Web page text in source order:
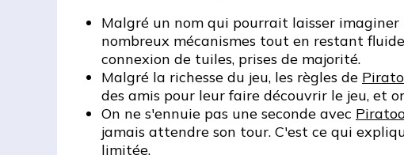
Malgré un nom qui pourrait laisser
nombreux mécanismes tout en restant
connexion de tuiles, prises de majorité.
Malgré la richesse du jeu, les règles de
des amis pour leur faire découvrir le jeu, et
On ne s'ennuie pas une seconde avec
jamais attendre son tour. C'est ce qui
limitée.